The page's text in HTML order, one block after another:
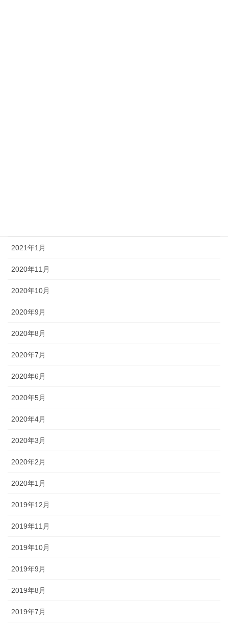
2021年1月
2020年11月
2020年10月
2020年9月
2020年8月
2020年7月
2020年6月
2020年5月
2020年4月
2020年3月
2020年2月
2020年1月
2019年12月
2019年11月
2019年10月
2019年9月
2019年8月
2019年7月